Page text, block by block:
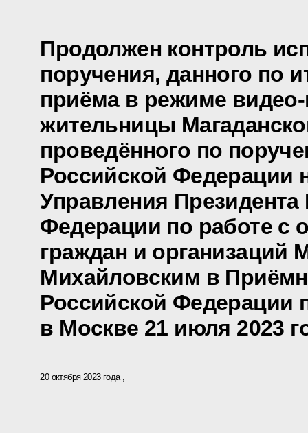
Продолжен контроль
поручения, данного по
приёма в режиме
жительницы
проведённого по
Российской Федерации
Управления Президента
Федерации по работе с
граждан и организаций
Михайловским в
Российской Федерации
в Москве 21 июля 2023
20 октября 2023 года